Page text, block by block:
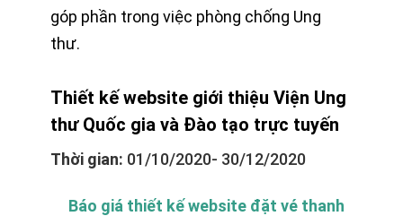
góp phần trong việc phòng chống Ung
thư.
Thiết kế website giới thiệu Viện Ung
thư Quốc gia và Đào tạo trực tuyến
Thời gian: 01/10/2020- 30/12/2020
Báo giá thiết kế website đặt vé thanh